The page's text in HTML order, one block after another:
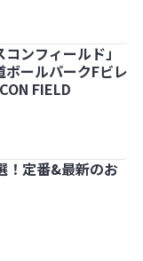
コ3泊4日モデルコ
を観光しよう！北
ンフィールド」
ールパークFビレ
FIELD
しいグルメを堪能
！定番&最新のお